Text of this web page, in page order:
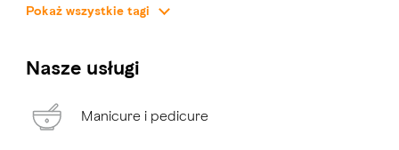
Pokaż wszystkie tagi
Nasze usługi
Manicure i pedicure